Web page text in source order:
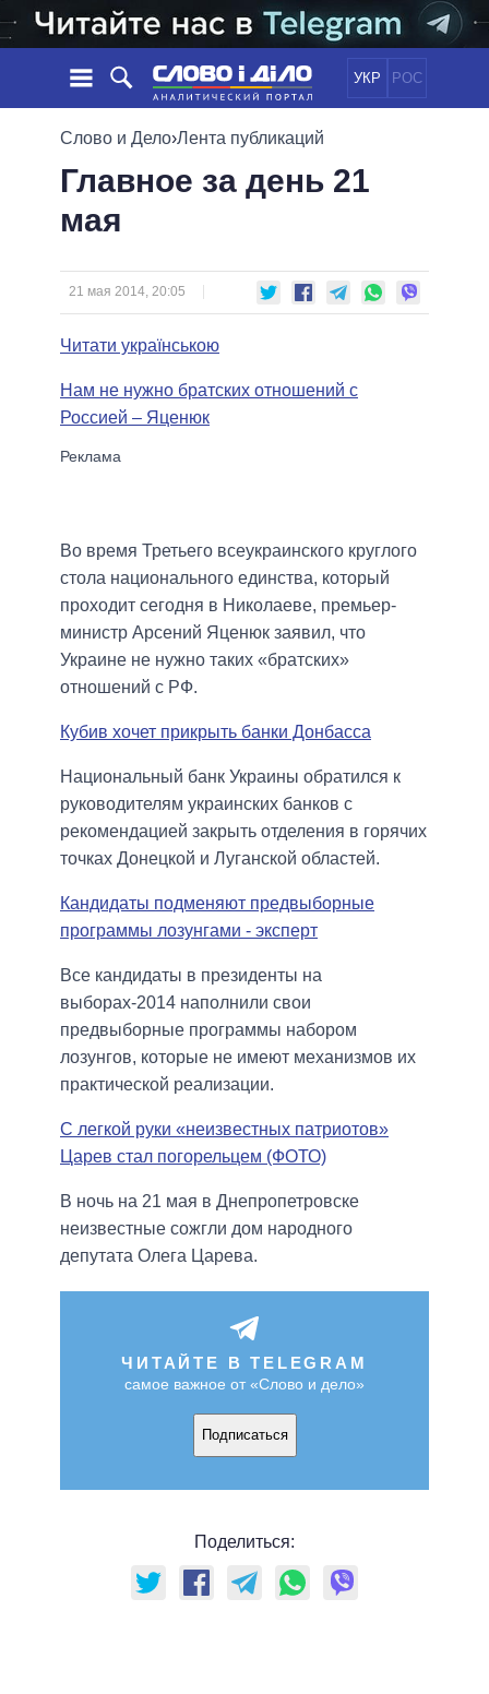
УКР РОС
НОВОСТИ
ЛЕНТА
СОБЫТИЯ
МНЕНИЯ
ОБЗОРЫ
ДАЙДЖЕСТЫ
ПОЛИТИКА
МИР
ОБЕЩАНИЯ
ВСЕ ПОЛИТИКИ
ПРЕЗИДЕНТ И ОФИС
ВЕРХОВНАЯ РАДА
ГЛАВЫ ОБЛАДМИНИСТРАЦИЙ
ИНФОГРАФИКА
СРАВНЕНИЕ ПОЛИТИКОВ
Слово и Дело›Лента публикаций
Главное за день 21
мая
21 мая 2014, 20:05
Читати українською
Нам не нужно братских отношений с
Россией – Яценюк
Во время Третьего всеукраинского круглого
стола национального единства, который
проходит сегодня в Николаеве, премьер-
министр Арсений Яценюк заявил, что
Украине не нужно таких «братских»
отношений с РФ.
Кубив хочет прикрыть банки Донбасса
Национальный банк Украины обратился к
руководителям украинских банков с
рекомендацией закрыть отделения в горячих
точках Донецкой и Луганской областей.
Кандидаты подменяют предвыборные
программы лозунгами - эксперт
Все кандидаты в президенты на
выборах-2014 наполнили свои
предвыборные программы набором
лозунгов, которые не имеют механизмов их
практической реализации.
С легкой руки «неизвестных патриотов»
Царев стал погорельцем (ФОТО)
В ночь на 21 мая в Днепропетровске
неизвестные сожгли дом народного
депутата Олега Царева.
ЧИТАЙТЕ В TELEGRAM
самое важное от «Слово и дело»
Подписаться
Поделиться: